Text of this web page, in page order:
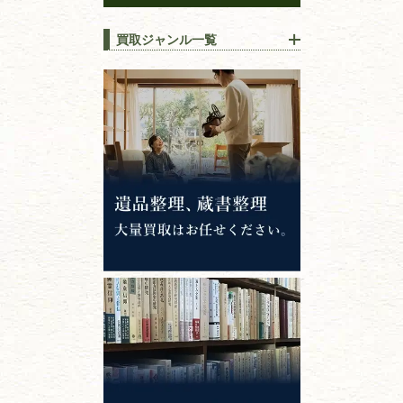
買取ジャンル一覧
江戸時代の書物
唐本・漢籍・
中国書物・朝鮮本
錦絵・浮世絵・版画・刷り物
専門書・ 学術書
哲学書・思想書
心理学・倫理学
仏教書
神道・神社仏閣